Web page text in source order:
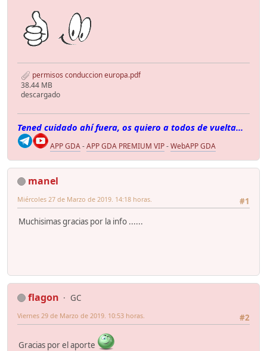
permisos conduccion europa.pdf
38.44 MB
descargado
Tened cuidado ahí fuera, os quiero a todos de vuelta...
APP GDA-APP GDA PREMIUM VIP-WebAPP GDA
manel
#1
Miércoles 27 de Marzo de 2019. 14:18 horas.
Muchisimas gracias por la info ......
flagon
GC
#2
Viernes 29 de Marzo de 2019. 10:53 horas.
Gracias por el aporte